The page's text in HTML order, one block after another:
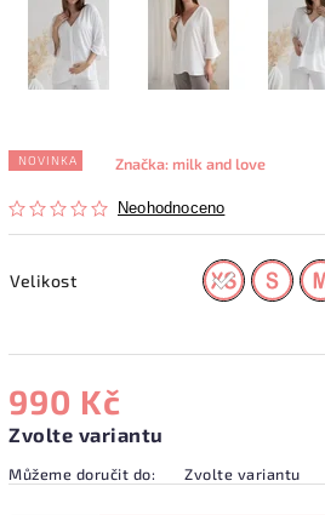
NOVINKA
Neohodnoceno
Značka: milk and love
Velikost
990 Kč
Zvolte variantu
Můžeme doručit do: Zvolte variantu